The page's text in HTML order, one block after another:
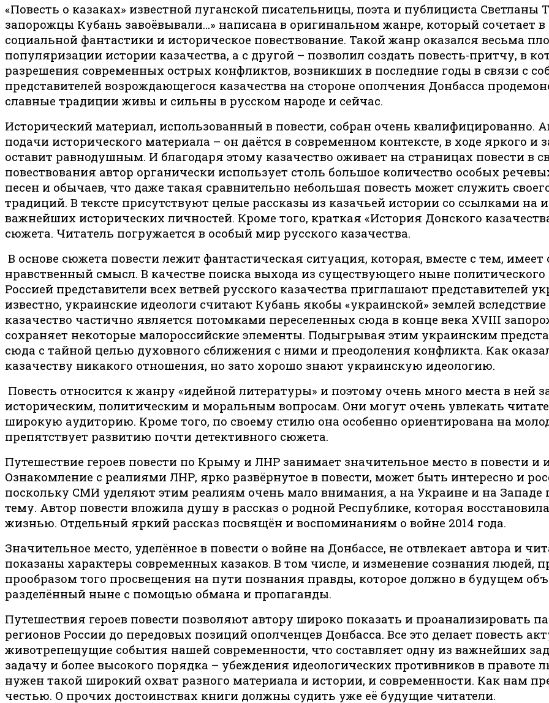
«Повесть о казаках» известной луганской писательницы, поэта и публициста
запорожцы Кубань завоёвывали…» написана в оригинальном жанре, который сочетает
социальной фантастики и историческое повествование. Такой жанр оказался весьма
популяризации истории казачества, а с другой – позволил создать повесть-притчу, в
разрешения современных острых конфликтов, возникших в последние годы в связи с
представителей возрождающегося казачества на стороне ополчения Донбасса
славные традиции живы и сильны в русском народе и сейчас.
Исторический материал, использованный в повести, собран очень квалифицированно.
подачи исторического материала – он даётся в современном контексте, в ходе яркого
оставит равнодушным. И благодаря этому казачество оживает на страницах повести в
повествования автор органически использует столь большое количество особых
песен и обычаев, что даже такая сравнительно небольшая повесть может служить
традиций. В тексте присутствуют целые рассказы из казачьей истории со ссылками на
важнейших исторических личностей. Кроме того, краткая «История Донского
сюжета. Читатель погружается в особый мир русского казачества.
В основе сюжета повести лежит фантастическая ситуация, которая, вместе с тем,
нравственный смысл. В качестве поиска выхода из существующего ныне
Россией представители всех ветвей русского казачества приглашают представителей
известно, украинские идеологи считают Кубань якобы «украинской» землей
казачество частично является потомками переселенных сюда в конце века XVIII
сохраняет некоторые малороссийские элементы. Подыгрывая этим украинским
сюда с тайной целью духовного сближения с ними и преодоления конфликта. Как
казачеству никакого отношения, но зато хорошо знают украинскую идеологию.
Повесть относится к жанру «идейной литературы» и поэтому очень много места в
историческим, политическим и моральным вопросам. Они могут очень увлекать
широкую аудиторию. Кроме того, по своему стилю она особенно ориентирована на
препятствует развитию почти детективного сюжета.
Путешествие героев повести по Крыму и ЛНР занимает значительное место в повести и
Ознакомление с реалиями ЛНР, ярко развёрнутое в повести, может быть интересно и
поскольку СМИ уделяют этим реалиям очень мало внимания, а на Украине и на
тему. Автор повести вложила душу в рассказ о родной Республике, которая
жизнью. Отдельный яркий рассказ посвящён и воспоминаниям о войне 2014 года.
Значительное место, уделённое в повести о войне на Донбассе, не отвлекает автора и
показаны характеры современных казаков. В том числе, и изменение сознания людей,
прообразом того просвещения на пути познания правды, которое должно в будущем
разделённый ныне с помощью обмана и пропаганды.
Путешествия героев повести позволяют автору широко показать и проанализировать
регионов России до передовых позиций ополченцев Донбасса. Все это делает повесть
животрепещущие события нашей современности, что составляет одну из важнейших
задачу и более высокого порядка – убеждения идеологических противников в правоте
нужен такой широкий охват разного материала и истории, и современности. Как нам
честью. О прочих достоинствах книги должны судить уже её будущие читатели.